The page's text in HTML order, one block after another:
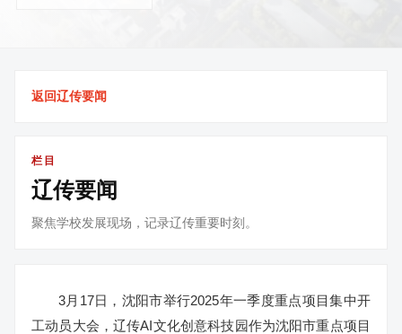
返回辽传要闻
栏目
辽传要闻
聚焦学校发展现场，记录辽传重要时刻。
3月17日，沈阳市举行2025年一季度重点项目集中开
工动员大会，辽传AI文化创意科技园作为沈阳市重点项目